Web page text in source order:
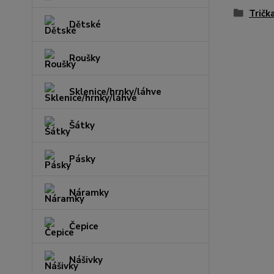
Dětské
Roušky
Sklenice/hrnky/láhve
Šátky
Pásky
Náramky
Čepice
Nášivky